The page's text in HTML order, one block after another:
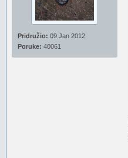
Pridružio: 09 Jan 2012
Poruke: 40061